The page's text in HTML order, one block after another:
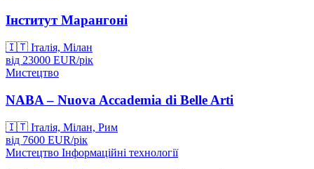
Інститут Марангоні
🇮🇹 Італія, Мілан
від 23000 EUR/рік
Мистецтво
NABA – Nuova Accademia di Belle Arti
🇮🇹 Італія, Мілан, Рим
від 7600 EUR/рік
Мистецтво Інформаційні технології